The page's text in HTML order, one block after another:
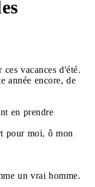
vacances d'été.
année encore, de
en prendre
pour moi, ô mon
un vrai homme.